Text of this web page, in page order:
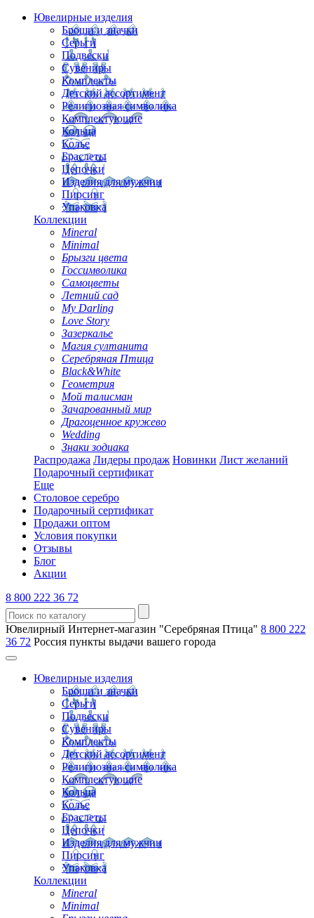
Ювелирные изделия
Броши и значки
Серьги
Подвески
Сувениры
Комплекты
Детский ассортимент
Религиозная символика
Комплектующие
Кольца
Колье
Браслеты
Цепочки
Изделия для мужчин
Пирсинг
Упаковка
Коллекции
Mineral
Minimal
Брызги цвета
Госсимволика
Самоцветы
Летний сад
My Darling
Love Story
Зазеркалье
Магия султанита
Серебряная Птица
Black&White
Геометрия
Мой талисман
Зачарованный мир
Драгоценное кружево
Wedding
Знаки зодиака
Распродажа Лидеры продаж Новинки Лист желаний
Подарочный сертификат
Еще
Столовое серебро
Подарочный сертификат
Продажи оптом
Условия покупки
Отзывы
Блог
Акции
8 800 222 36 72
Ювелирный Интернет-магазин "Серебряная Птица" 8 800 222
36 72 Россия пункты выдачи вашего города
Ювелирные изделия
Броши и значки
Серьги
Подвески
Сувениры
Комплекты
Детский ассортимент
Религиозная символика
Комплектующие
Кольца
Колье
Браслеты
Цепочки
Изделия для мужчин
Пирсинг
Упаковка
Коллекции
Mineral
Minimal